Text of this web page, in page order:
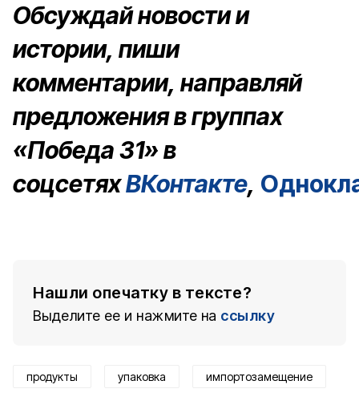
Обсуждай новости и
истории, пиши
комментарии, направляй
предложения в группах
«Победа 31» в
соцсетяхВКонтакте,
Нашли опечатку в тексте?
Выделите ее и нажмите на ссылку
продукты упаковка импортозамещение